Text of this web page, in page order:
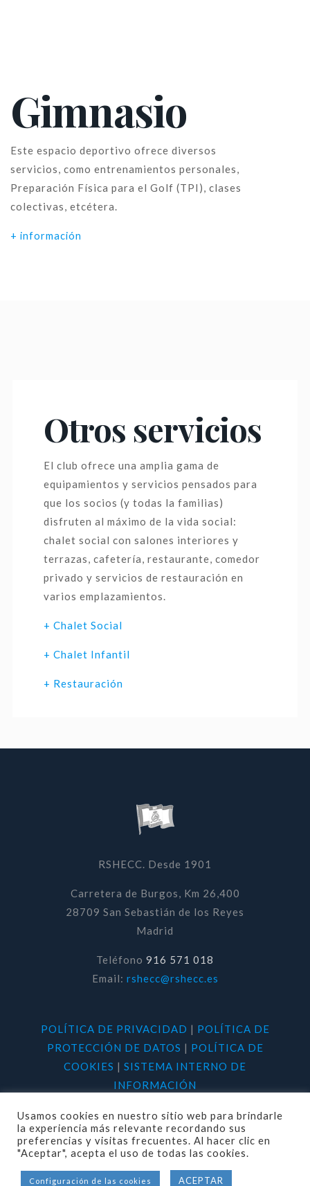
Gimnasio
Este espacio deportivo ofrece diversos
servicios, como entrenamientos personales,
Preparación Física para el Golf (TPI), clases
colectivas, etcétera.
+ información
Otros servicios
El club ofrece una amplia gama de
equipamientos y servicios pensados para
que los socios (y todas la familias)
disfruten al máximo de la vida social:
chalet social con salones interiores y
terrazas, cafetería, restaurante, comedor
privado y servicios de restauración en
varios emplazamientos.
+ Chalet Social
+ Chalet Infantil
+ Restauración
RSHECC. Desde 1901
Carretera de Burgos, Km 26,400
28709 San Sebastián de los Reyes
Madrid
Teléfono 916 571 018
Email: rshecc@rshecc.es
POLÍTICA DE PRIVACIDAD | POLÍTICA DE
PROTECCIÓN DE DATOS | POLÍTICA DE
COOKIES | SISTEMA INTERNO DE
INFORMACIÓN
© 2020 RSHECC. Todos los derechos
Usamos cookies en nuestro sitio web para brindarle
la experiencia más relevante recordando sus
preferencias y visitas frecuentes. Al hacer clic en
"Aceptar", acepta el uso de todas las cookies.
Configuración de las cookies ACEPTAR